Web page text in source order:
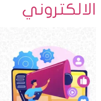
الالكتروني